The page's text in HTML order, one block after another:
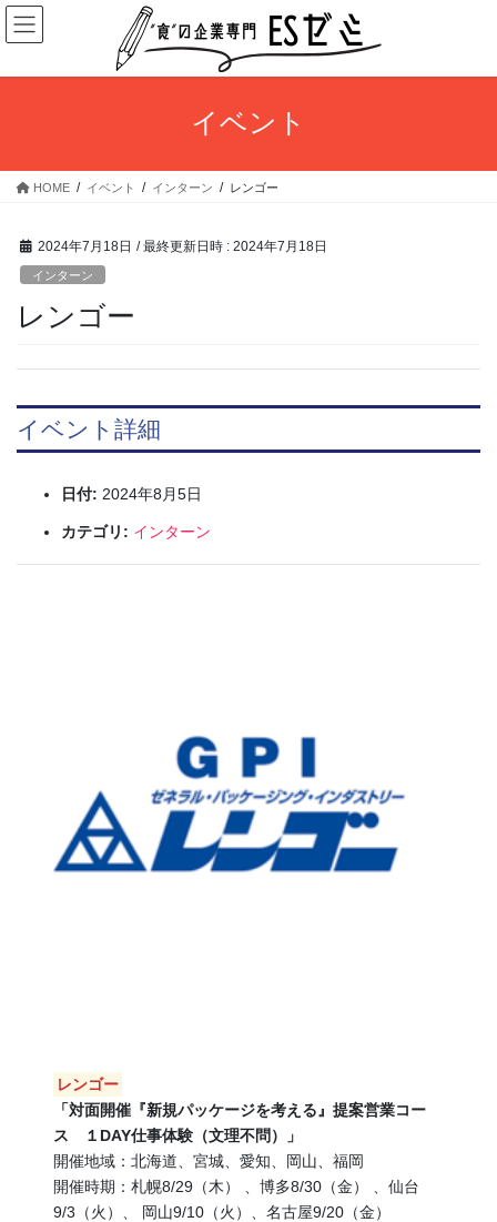
コ
ン
ン
キ
ナ
ビ
ー
に
イベント
HOME イベント インターン レンゴー
2024年7月18日 / 最終更新日時 : 2024年7月18日
インターン
レンゴー
イベント詳細
日付: 2024年8月5日
カテゴリ: インターン
レンゴー
「対面開催『新規パッケージを考える』提案営業コー
ス １DAY仕事体験（文理不問）」
開催地域：北海道、宮城、愛知、岡山、福岡
開催時期：札幌8/29（木） 、博多8/30（金） 、仙台
9/3（火）、 岡山9/10（火）、名古屋9/20（金）